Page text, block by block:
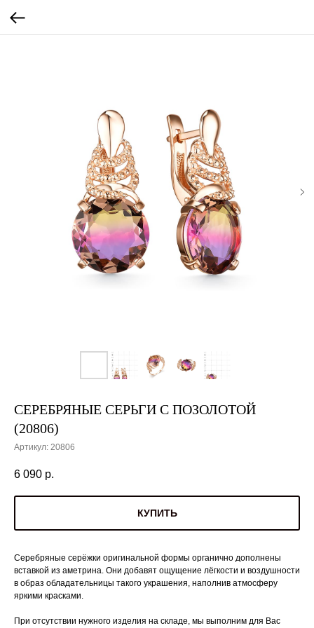
СЕРЕБРЯНЫЕ СЕРЬГИ С ПОЗОЛОТОЙ
(20806)
Артикул: 20806
6 090 р.
КУПИТЬ
Серебряные серёжки оригинальной формы органично дополнены
вставкой из аметрина. Они добавят ощущение лёгкости и воздушности
в образ обладательницы такого украшения, наполнив атмосферу
яркими красками.
При отсутствии нужного изделия на складе, мы выполним для Вас